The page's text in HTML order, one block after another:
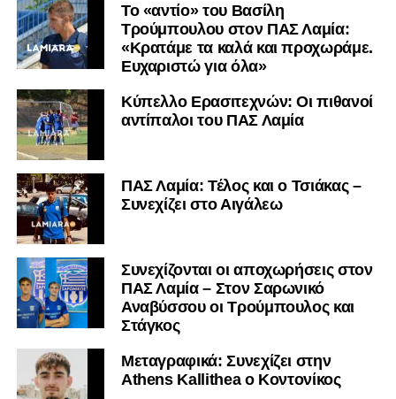
Το «αντίο» του Βασίλη
Τρούμπουλου στον ΠΑΣ Λαμία:
«Κρατάμε τα καλά και προχωράμε.
Ευχαριστώ για όλα»
Κύπελλο Ερασιτεχνών: Οι πιθανοί
αντίπαλοι του ΠΑΣ Λαμία
ΠΑΣ Λαμία: Τέλος και ο Τσιάκας –
Συνεχίζει στο Αιγάλεω
Συνεχίζονται οι αποχωρήσεις στον
ΠΑΣ Λαμία – Στον Σαρωνικό
Αναβύσσου οι Τρούμπουλος και
Στάγκος
Mεταγραφικά: Συνεχίζει στην
Athens Kallithea ο Κοντονίκος